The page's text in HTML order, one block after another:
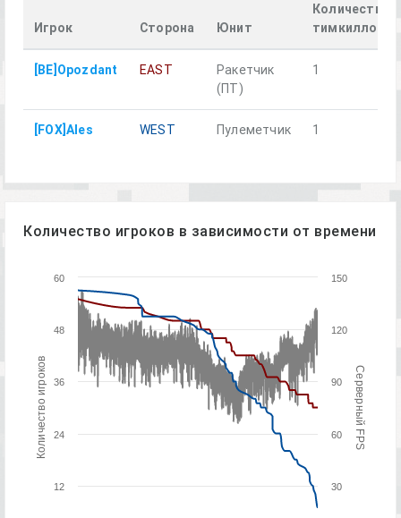
Игрок Сторона Юнит
Количество
тимкиллов
[BE]Opozdant EAST
Ракетчик
(ПТ)
1
[FOX]Ales WEST Пулеметчик 1
Количество игроков в зависимости от времени
Количество игроков Серверный FPS
12
24
36
48
60
30
60
90
120
150